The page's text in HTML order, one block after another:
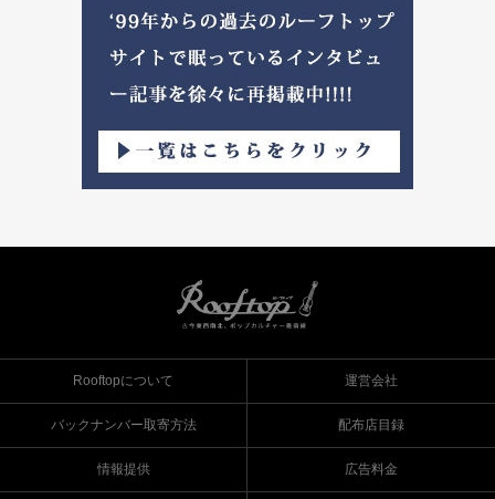
Rooftopについて 運営会社
バックナンバー取寄方法 配布店目録
情報提供 広告料金